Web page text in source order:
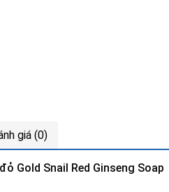
giá (0)
Gold Snail Red Ginseng Soap